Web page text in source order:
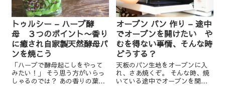
トゥルシー – ハーブ酵
母 ３つのポイント〜香り
に癒され自家製天然酵母パ
ンを焼こう
「ハーブで酵母起こしをやって
みたい！」 そう思う方がいらっ
しゃるのでは？ あの香りの葉っ
オーブン パン 作り – 途中
でオーブンを開けたい や
むを得ない事情、そんな時
どうする？
天板のパン生地をオーブンに入
れ、さあ焼くぞ。 そんな時、焼
いている途中でオーブンを開け